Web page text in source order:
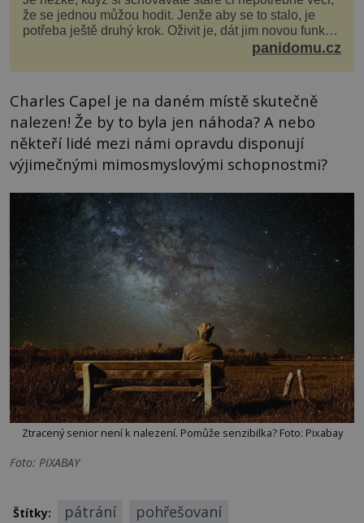
že se jednou můžou hodit. Jenže aby se to stalo, je
potřeba ještě druhý krok. Oživit je, dát jim novou funkci
panidomu.cz
Charles Capel je na daném místě skutečně
nalezen! Že by to byla jen náhoda? A nebo
někteří lidé mezi námi opravdu disponují
výjimečnými mimosmyslovými schopnostmi?
Ztracený senior není k nalezení. Pomůže senzibilka? Foto: Pixabay
Foto: PIXABAY
Štítky: pátrání pohřešovaní